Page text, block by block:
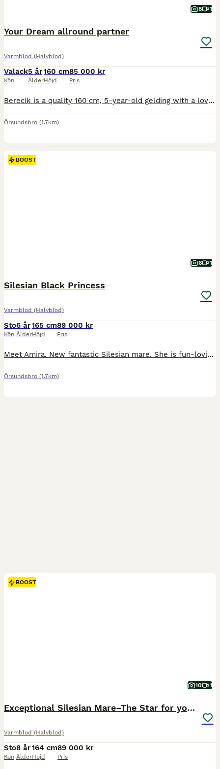
8 1
Your Dream allround partner
Varmblod (Halvblod)
Valack
Kön
5 år
Ålder
160 cm
Höjd
85 000 kr
Pris
Berecik is a quality 160 cm, 5-year-old gelding with a lovely, genuine temperament. He is a perfect horse who is ready to be ridden and enjoyed by riders of all abilities. Berecik is a fun and confidence-giving horse who enjoys his work and is happy to try anything he is asked for. He hacks out very well both alone and in company and is safe in open spaces. At the arena he
Örsundsbro (1.7km)
BOOST
6 1
Silesian Black Princess
Varmblod (Halvblod)
Sto
Kön
6 år
Ålder
165 cm
Höjd
89 000 kr
Pris
Meet Amira. New fantastic Silesian mare. She is fun-loving, kind-natured 6-year-old mare 165 cm high . Moves fantastic in 3 gaits and for sure is an eye catcher for somebody who is looking for elastic horse with a natural nice trot and uphill canter. She’s the ultimate happy hacker — safe, level-headed, and totally nice to ride. He’ll go out confidently alone or in company
Örsundsbro (1.7km)
BOOST
10 1
Exceptional Silesian Mare–The Star for your Future
Varmblod (Halvblod)
Sto
Kön
8 år
Ålder
164 cm
Höjd
89 000 kr
Pris